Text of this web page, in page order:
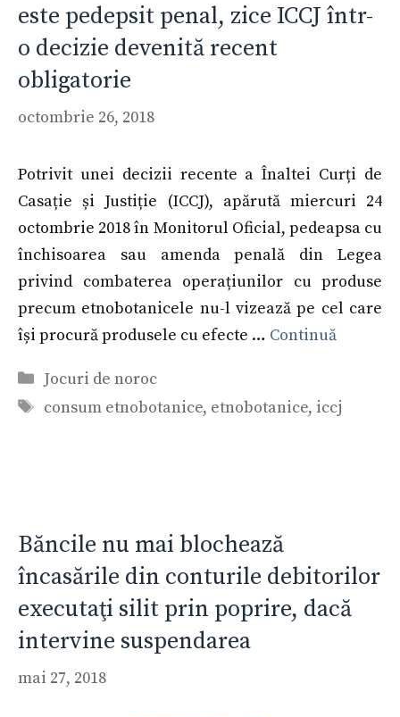
este pedepsit penal, zice ICCJ într-
o decizie devenită recent
obligatorie
octombrie 26, 2018
Potrivit unei decizii recente a Înaltei Curți de
Casație și Justiție (ICCJ), apărută miercuri 24
octombrie 2018 în Monitorul Oficial, pedeapsa cu
închisoarea sau amenda penală din Legea
privind combaterea operațiunilor cu produse
precum etnobotanicele nu-l vizează pe cel care
își procură produsele cu efecte … Continuă
Categorii
Jocuri de noroc
Etichete
consum etnobotanice, etnobotanice, iccj
Băncile nu mai blochează
încasările din conturile debitorilor
executaţi silit prin poprire, dacă
intervine suspendarea
mai 27, 2018